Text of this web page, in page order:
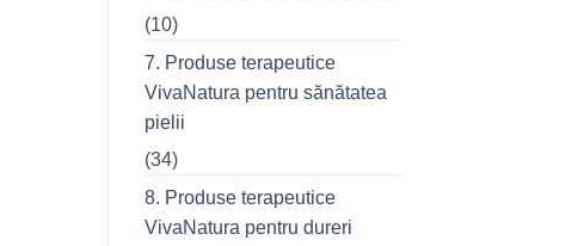
(10)
7. Produse terapeutice
VivaNatura pentru sănătatea
pielii
(34)
8. Produse terapeutice
VivaNatura pentru dureri